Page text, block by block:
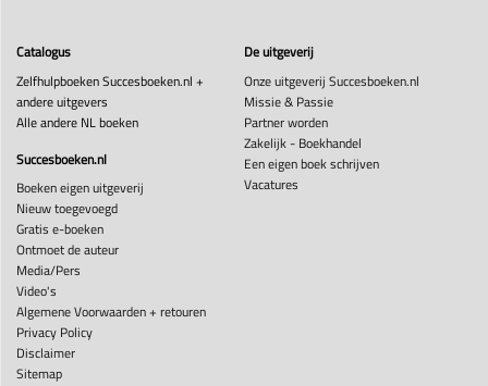
Catalogus
Zelfhulpboeken Succesboeken.nl +
andere uitgevers
Alle andere NL boeken
Succesboeken.nl
Boeken eigen uitgeverij
Nieuw toegevoegd
Gratis e-boeken
Ontmoet de auteur
Media/Pers
Video's
Algemene Voorwaarden + retouren
Privacy Policy
Disclaimer
Sitemap
De uitgeverij
Onze uitgeverij Succesboeken.nl
Missie & Passie
Partner worden
Zakelijk - Boekhandel
Een eigen boek schrijven
Vacatures